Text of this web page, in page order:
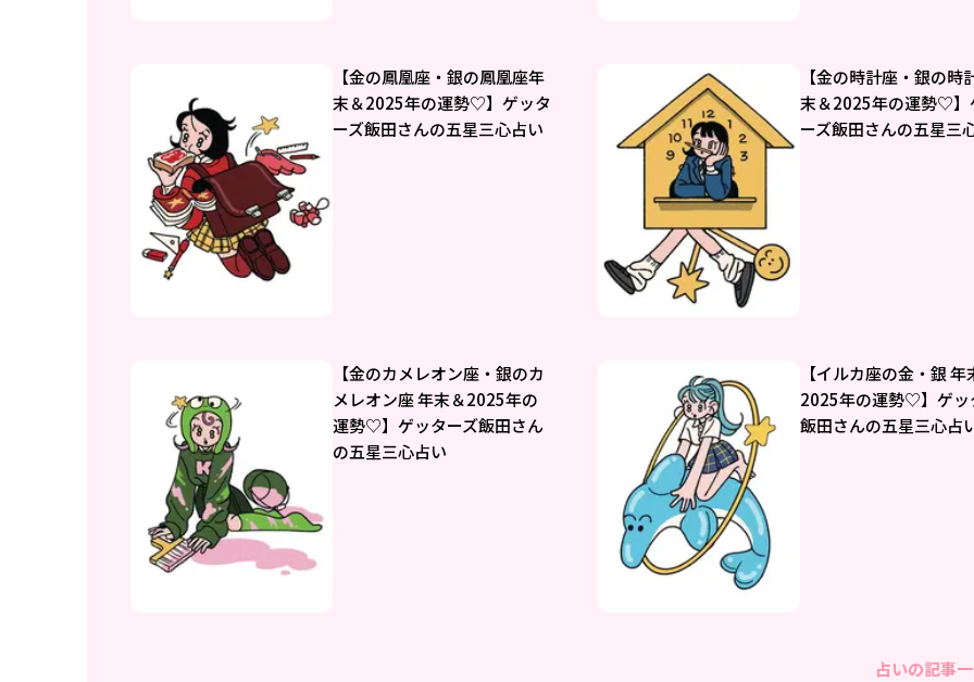
【金の鳳凰座・銀の鳳凰座年
末＆2025年の運勢♡】ゲッタ
ーズ飯田さんの五星三心占い
【金の時計座・銀の時
末＆2025年の運勢♡】
ーズ飯田さんの五星三
【金のカメレオン座・銀のカ
メレオン座 年末＆2025年の
運勢♡】ゲッターズ飯田さん
の五星三心占い
【イルカ座の金・銀 年
2025年の運勢♡】ゲッ
飯田さんの五星三心占
占いの記事